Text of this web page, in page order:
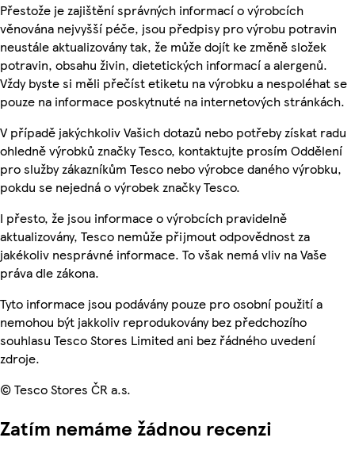
Přestože je zajištění správných informací o výrobcích
věnována nejvyšší péče, jsou předpisy pro výrobu potravin
neustále aktualizovány tak, že může dojít ke změně složek
potravin, obsahu živin, dietetických informací a alergenů.
Vždy byste si měli přečíst etiketu na výrobku a nespoléhat se
pouze na informace poskytnuté na internetových stránkách.
V případě jakýchkoliv Vašich dotazů nebo potřeby získat radu
ohledně výrobků značky Tesco, kontaktujte prosím Oddělení
pro služby zákazníkům Tesco nebo výrobce daného výrobku,
pokdu se nejedná o výrobek značky Tesco.
I přesto, že jsou informace o výrobcích pravidelně
aktualizovány, Tesco nemůže přijmout odpovědnost za
jakékoliv nesprávné informace. To však nemá vliv na Vaše
práva dle zákona.
Tyto informace jsou podávány pouze pro osobní použití a
nemohou být jakkoliv reprodukovány bez předchozího
souhlasu Tesco Stores Limited ani bez řádného uvedení
zdroje.
© Tesco Stores ČR a.s.
Zatím nemáme žádnou recenzi